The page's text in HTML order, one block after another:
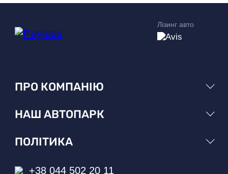
Лізинг авто
ПРО КОМПАНІЮ
НАШ АВТОПАРК
ПОЛІТИКА
+38 044 502 20 11